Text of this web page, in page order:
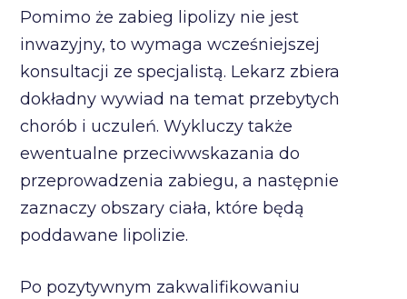
Pomimo że zabieg lipolizy nie jest
inwazyjny, to wymaga wcześniejszej
konsultacji ze specjalistą. Lekarz zbiera
dokładny wywiad na temat przebytych
chorób i uczuleń. Wykluczy także
ewentualne przeciwwskazania do
przeprowadzenia zabiegu, a następnie
zaznaczy obszary ciała, które będą
poddawane lipolizie.
Po pozytywnym zakwalifikowaniu